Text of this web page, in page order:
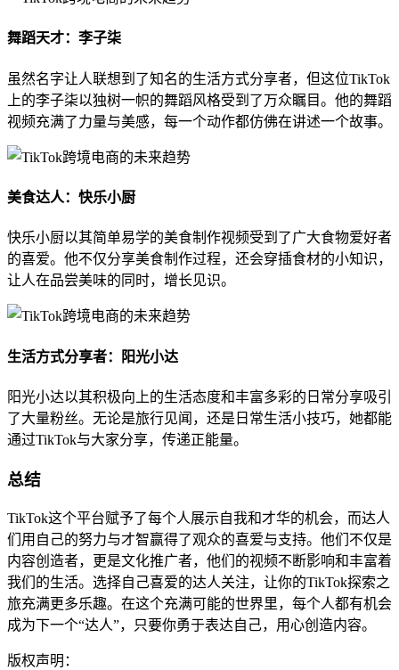
舞蹈天才：李子柒
虽然名字让人联想到了知名的生活方式分享者，但这位TikTok
上的李子柒以独树一帜的舞蹈风格受到了万众瞩目。他的舞蹈
视频充满了力量与美感，每一个动作都仿佛在讲述一个故事。
美食达人：快乐小厨
快乐小厨以其简单易学的美食制作视频受到了广大食物爱好者
的喜爱。他不仅分享美食制作过程，还会穿插食材的小知识，
让人在品尝美味的同时，增长见识。
生活方式分享者：阳光小达
阳光小达以其积极向上的生活态度和丰富多彩的日常分享吸引
了大量粉丝。无论是旅行见闻，还是日常生活小技巧，她都能
通过TikTok与大家分享，传递正能量。
总结
TikTok这个平台赋予了每个人展示自我和才华的机会，而达人
们用自己的努力与才智赢得了观众的喜爱与支持。他们不仅是
内容创造者，更是文化推广者，他们的视频不断影响和丰富着
我们的生活。选择自己喜爱的达人关注，让你的TikTok探索之
旅充满更多乐趣。在这个充满可能的世界里，每个人都有机会
成为下一个“达人”，只要你勇于表达自己，用心创造内容。
版权声明：